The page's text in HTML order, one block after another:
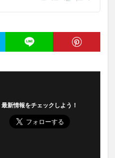
最新情報をチェックしよう！